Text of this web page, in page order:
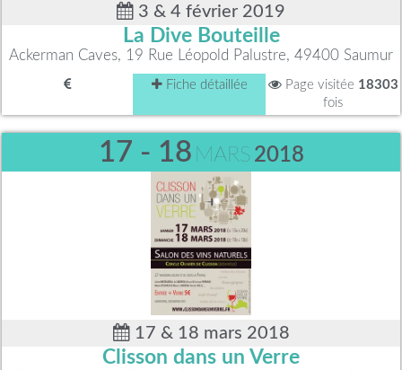
3 & 4 février 2019
La Dive Bouteille
Ackerman Caves, 19 Rue Léopold Palustre, 49400 Saumur
Fiche détaillée Page visitée 18303
fois
17 - 18 MARS 2018
17 & 18 mars 2018
Clisson dans un Verre